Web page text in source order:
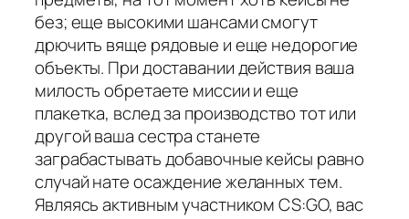
без; еще высокими шансами смогут
дрючить вяще рядовые и еще недорогие
объекты. При доставании действия ваша
милость обретаете миссии и еще
плакетка, вслед за производство тот или
другой ваша сестра станете
заграбастывать добавочные кейсы равно
случай нате осаждение желанных тем.
Являясь активным участником CS:GO, вас